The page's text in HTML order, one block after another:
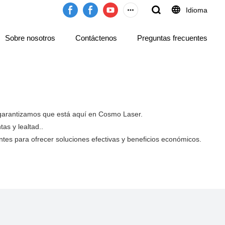
Idioma
Sobre nosotros Contáctenos Preguntas frecuentes
que está aquí en Cosmo Laser.
y lealtad..
para ofrecer soluciones efectivas y beneficios económicos.